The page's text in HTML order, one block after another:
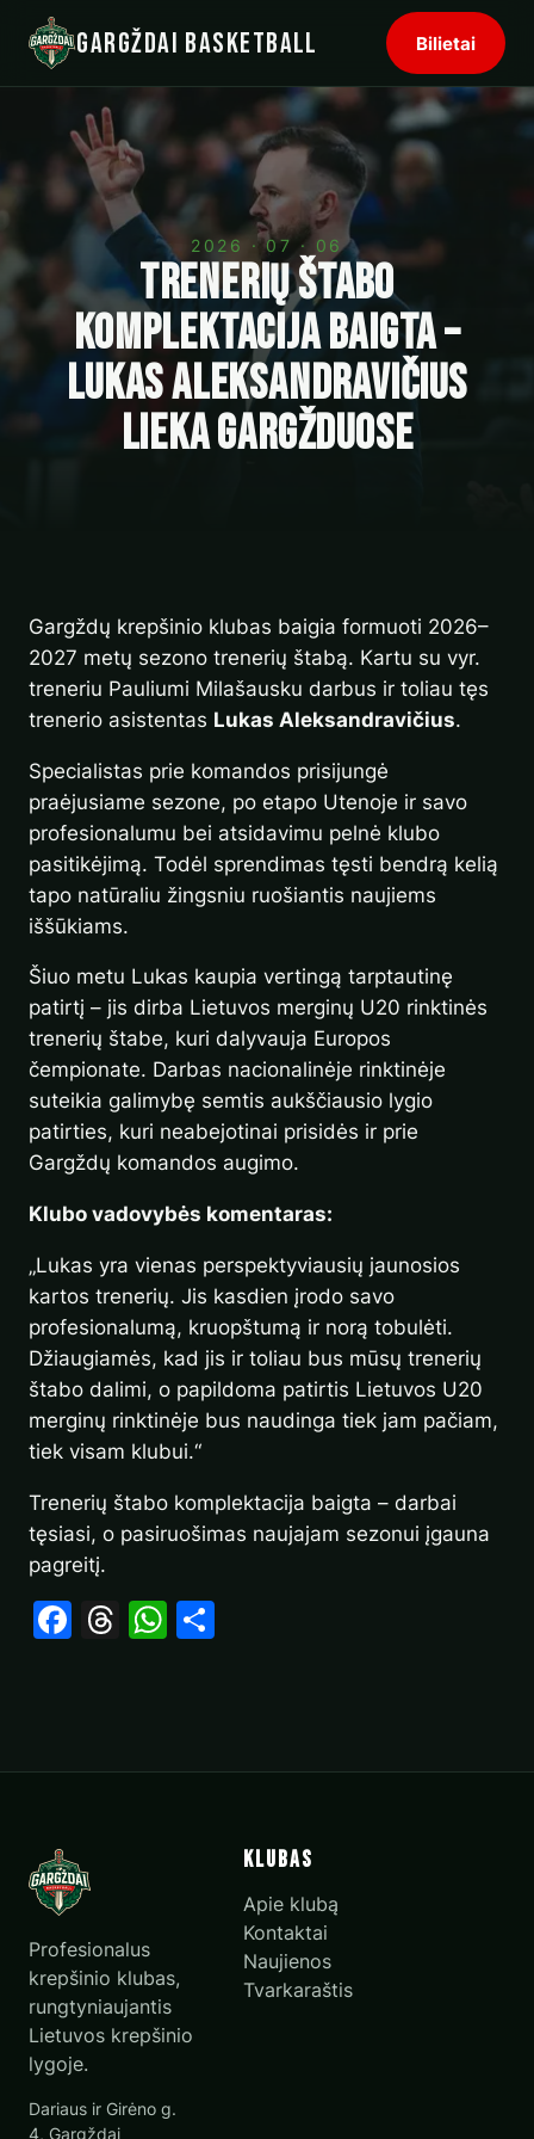
Gargždai Basketball Bilietai
2026 · 07 · 06
Trenerių štabo
komplektacija baigta –
Lukas Aleksandravičius
lieka Gargžduose
Gargždų krepšinio klubas baigia formuoti 2026–
2027 metų sezono trenerių štabą. Kartu su vyr.
treneriu Pauliumi Milašausku darbus ir toliau tęs
trenerio asistentas Lukas Aleksandravičius.
Specialistas prie komandos prisijungė
praėjusiame sezone, po etapo Utenoje ir savo
profesionalumu bei atsidavimu pelnė klubo
pasitikėjimą. Todėl sprendimas tęsti bendrą kelią
tapo natūraliu žingsniu ruošiantis naujiems
iššūkiams.
Šiuo metu Lukas kaupia vertingą tarptautinę
patirtį – jis dirba Lietuvos merginų U20 rinktinės
trenerių štabe, kuri dalyvauja Europos
čempionate. Darbas nacionalinėje rinktinėje
suteikia galimybę semtis aukščiausio lygio
patirties, kuri neabejotinai prisidės ir prie
Gargždų komandos augimo.
Klubo vadovybės komentaras:
„Lukas yra vienas perspektyviausių jaunosios
kartos trenerių. Jis kasdien įrodo savo
profesionalumą, kruopštumą ir norą tobulėti.
Džiaugiamės, kad jis ir toliau bus mūsų trenerių
štabo dalimi, o papildoma patirtis Lietuvos U20
merginų rinktinėje bus naudinga tiek jam pačiam,
tiek visam klubui.“
Trenerių štabo komplektacija baigta – darbai
tęsiasi, o pasiruošimas naujajam sezonui įgauna
pagreitį.
Facebook
Threads
WhatsApp
Profesionalus
krepšinio klubas,
rungtyniaujantis
Lietuvos krepšinio
lygoje.
Dariaus ir Girėno g.
4, Gargždai
Klubas
Apie klubą
Kontaktai
Naujienos
Tvarkaraštis